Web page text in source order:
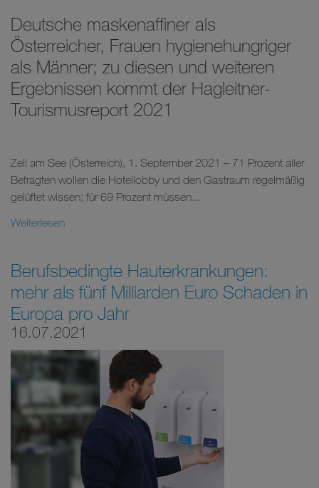
Deutsche maskenaffiner als
Österreicher, Frauen hygienehungriger
als Männer; zu diesen und weiteren
Ergebnissen kommt der Hagleitner-
Tourismusreport 2021
Zell am See (Österreich), 1. September 2021 – 71 Prozent aller
Befragten wollen die Hotellobby und den Gastraum regelmäßig
gelüftet wissen; für 69 Prozent müssen...
Weiterlesen
Berufsbedingte Hauterkrankungen:
mehr als fünf Milliarden Euro Schaden in
Europa pro Jahr
16.07.2021